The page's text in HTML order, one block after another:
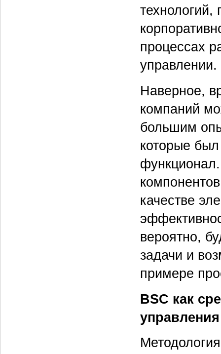
процессах
управлении.
Наверное,
компаний
большим
которые
качестве
вероятно,
задачи и
примере
BSC как